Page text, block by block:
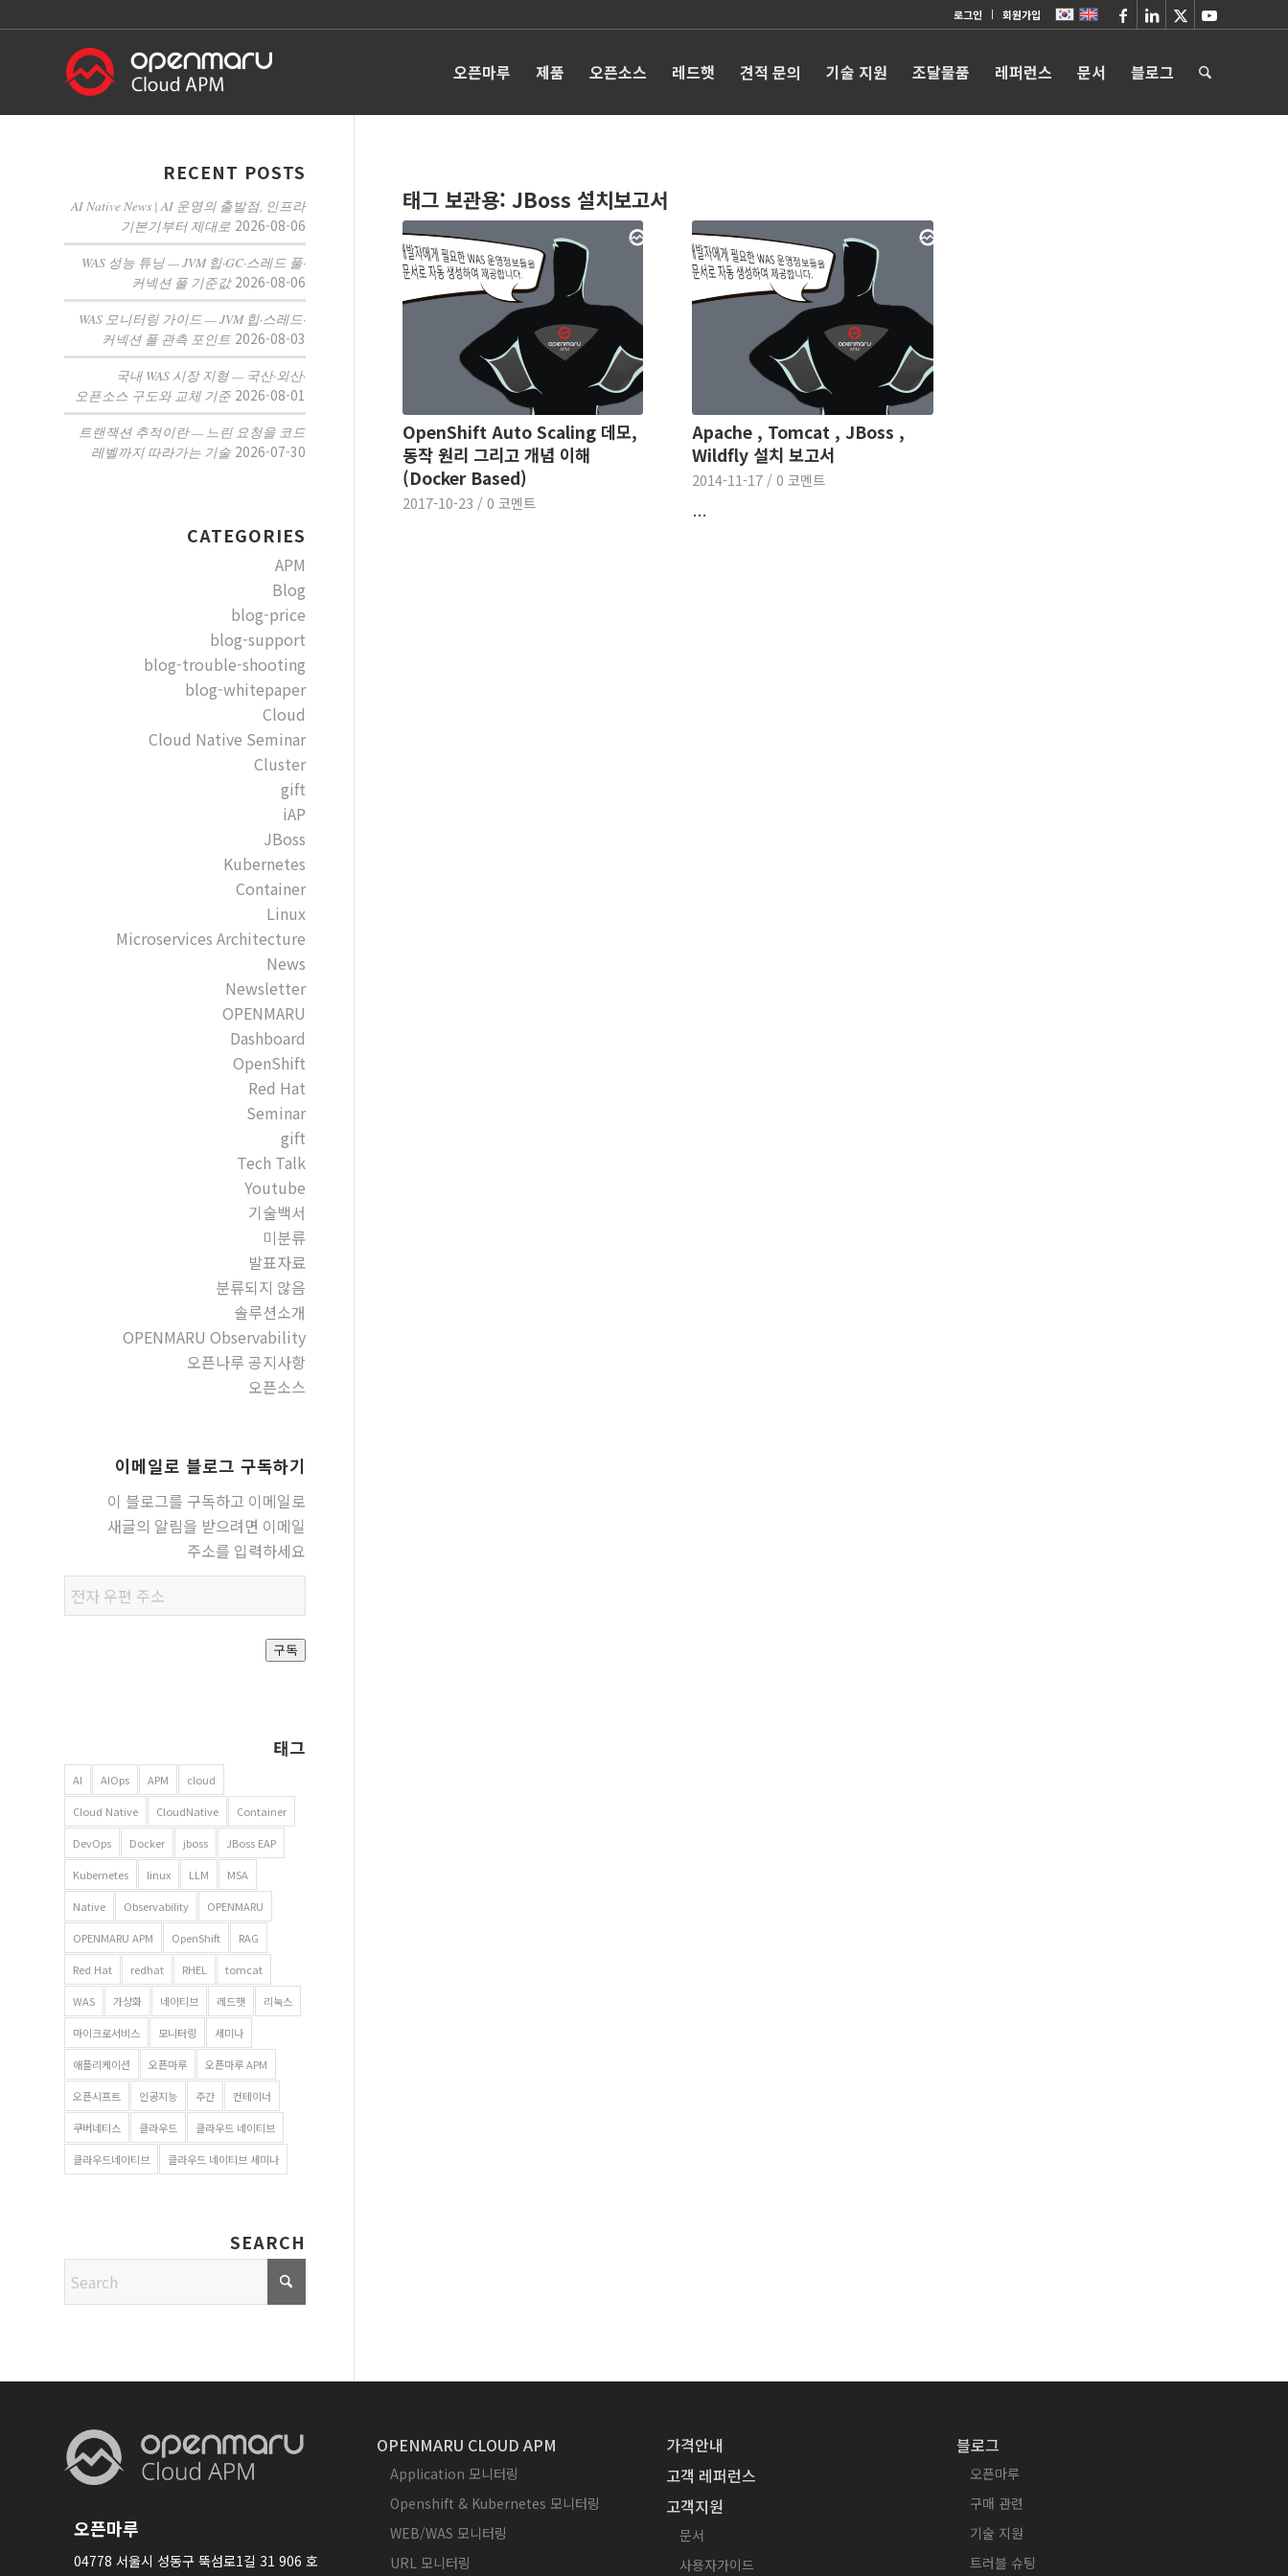
로그인 회원가입
오픈마루 제품 오픈소스 레드햇 견적 문의 기술 지원 조달물품 레퍼런스 문서 블로그
태그 보관용: JBoss 설치보고서
OpenShift Auto Scaling 데모,
동작 원리 그리고 개념 이해
(Docker Based)
2017-10-23 / 0 코멘트
Apache , Tomcat , JBoss ,
Wildfly 설치 보고서
2014-11-17 / 0 코멘트
…
RECENT POSTS
AI Native News | AI 운영의 출발점, 인프라
기본기부터 제대로 2026-08-06
WAS 성능 튜닝 — JVM 힙·GC·스레드 풀·
커넥션 풀 기준값 2026-08-06
WAS 모니터링 가이드 — JVM 힙·스레드·
커넥션 풀 관측 포인트 2026-08-03
국내 WAS 시장 지형 — 국산·외산·
오픈소스 구도와 교체 기준 2026-08-01
트랜잭션 추적이란 — 느린 요청을 코드
레벨까지 따라가는 기술 2026-07-30
CATEGORIES
APM
Blog
blog-price
blog-support
blog-trouble-shooting
blog-whitepaper
Cloud
Cloud Native Seminar
Cluster
gift
iAP
JBoss
Kubernetes
Container
Linux
Microservices Architecture
News
Newsletter
OPENMARU
Dashboard
OpenShift
Red Hat
Seminar
gift
Tech Talk
Youtube
기술백서
미분류
발표자료
분류되지 않음
솔루션소개
OPENMARU Observability
오픈나루 공지사항
오픈소스
이메일로 블로그 구독하기
이 블로그를 구독하고 이메일로
새글의 알림을 받으려면 이메일
주소를 입력하세요
우편
주소
구독
태그
AI AIOps APM cloud
Cloud Native CloudNative Container
DevOps Docker jboss JBoss EAP
Kubernetes linux LLM MSA
Native Observability OPENMARU
OPENMARU APM OpenShift RAG
Red Hat redhat RHEL tomcat
WAS 가상화 네이티브 레드햇 리눅스
마이크로서비스 모니터링 세미나
애플리케이션 오픈마루 오픈마루 APM
오픈시프트 인공지능 주간 컨테이너
쿠버네티스 클라우드 클라우드 네이티브
클라우드네이티브 클라우드 네이티브 세미나
SEARCH
오픈마루
04778 서울시 성동구 뚝섬로1길 31 906 호
OPENMARU CLOUD APM
Application 모니터링
Openshift & Kubernetes 모니터링
WEB/WAS 모니터링
URL 모니터링
가격안내
고객 레퍼런스
고객지원
문서
사용자가이드
블로그
오픈마루
구매 관련
기술 지원
트러블 슈팅